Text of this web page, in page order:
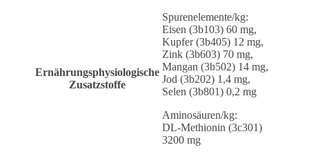
Ernährungsphysiologische
Zusatzstoffe
Spurenelemente/kg:
Eisen (3b103) 60 mg,
Kupfer (3b405) 12 mg,
Zink (3b603) 70 mg,
Mangan (3b502) 14 mg,
Jod (3b202) 1,4 mg,
Selen (3b801) 0,2 mg
Aminosäuren/kg:
DL-Methionin (3c301)
3200 mg